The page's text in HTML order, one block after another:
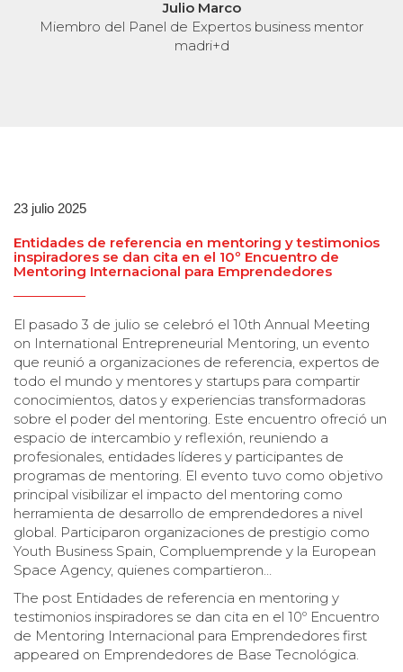
business mentor
Miembro del Panel de
23 julio 2025
Entidades de referencia en mentoring y testimonios
inspiradores se dan cita en el 10º Encuentro de
Mentoring Internacional para Emprendedores
El pasado 3 de julio se celebró el 10th Annual Meeting
on International Entrepreneurial Mentoring, un evento
que reunió a organizaciones de referencia, expertos de
todo el mundo y mentores y startups para compartir
conocimientos, datos y experiencias transformadoras
sobre el poder del mentoring. Este encuentro ofreció un
espacio de intercambio y reflexión, reuniendo a
profesionales, entidades líderes y participantes de
programas de mentoring. El evento tuvo como objetivo
principal visibilizar el impacto del mentoring como
herramienta de desarrollo de emprendedores a nivel
global. Participaron organizaciones de prestigio como
Youth Business Spain, Compluemprende y la European
Space Agency, quienes compartieron…
The post Entidades de referencia en mentoring y
testimonios inspiradores se dan cita en el 10º Encuentro
de Mentoring Internacional para Emprendedores first
appeared on Emprendedores de Base Tecnológica.